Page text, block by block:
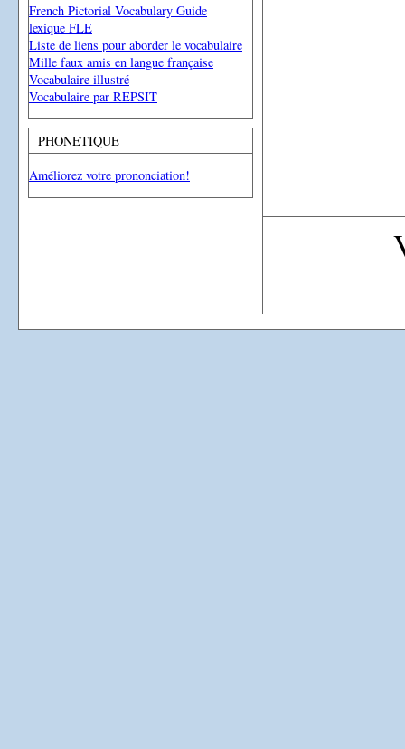
French Pictorial Vocabulary Guide
lexique FLE
Liste de liens pour aborder le vocabulaire
Mille faux amis en langue française
Vocabulaire illustré
Vocabulaire par REPSIT
PHONETIQUE
Améliorez votre prononciation!